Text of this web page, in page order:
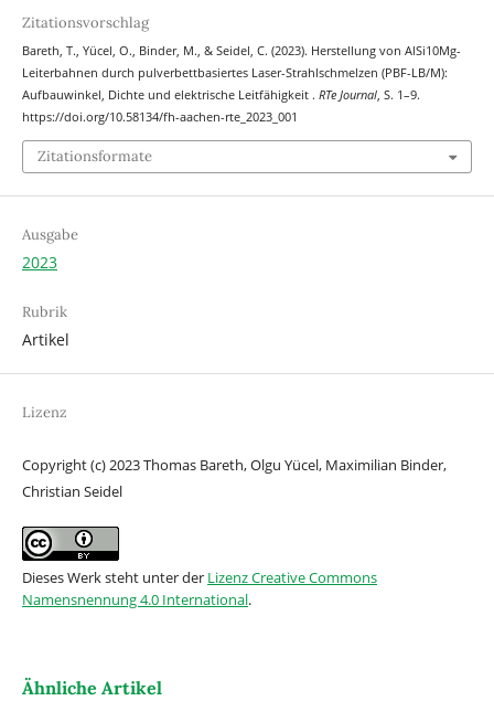
Zitationsvorschlag
Bareth, T., Yücel, O., Binder, M., & Seidel, C. (2023). Herstellung von AlSi10Mg-
Leiterbahnen durch pulverbettbasiertes Laser-Strahlschmelzen (PBF-LB/M):
Aufbauwinkel, Dichte und elektrische Leitfähigkeit . RTe Journal, S. 1–9.
https://doi.org/10.58134/fh-aachen-rte_2023_001
Zitationsformate
Ausgabe
2023
Rubrik
Artikel
Lizenz
Copyright (c) 2023 Thomas Bareth, Olgu Yücel, Maximilian Binder,
Christian Seidel
Dieses Werk steht unter der Lizenz Creative Commons
Namensnennung 4.0 International.
Ähnliche Artikel